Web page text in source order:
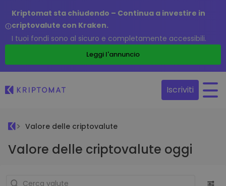
Kriptomat sta chiudendo – Continua a investire in
criptovalute con Kraken.
I tuoi fondi sono al sicuro e completamente accessibili.
Leggi l'annuncio
Iscriviti
Valore delle criptovalute
Valore delle criptovalute oggi